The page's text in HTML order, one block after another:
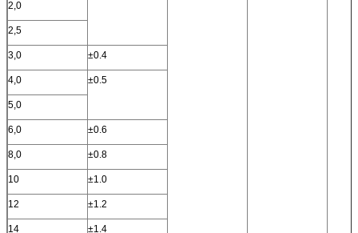
2,0
2,5
3,0 ±0.4
4,0 ±0.5
5,0
6,0 ±0.6
8,0 ±0.8
10 ±1.0
12 ±1.2
14 ±1.4